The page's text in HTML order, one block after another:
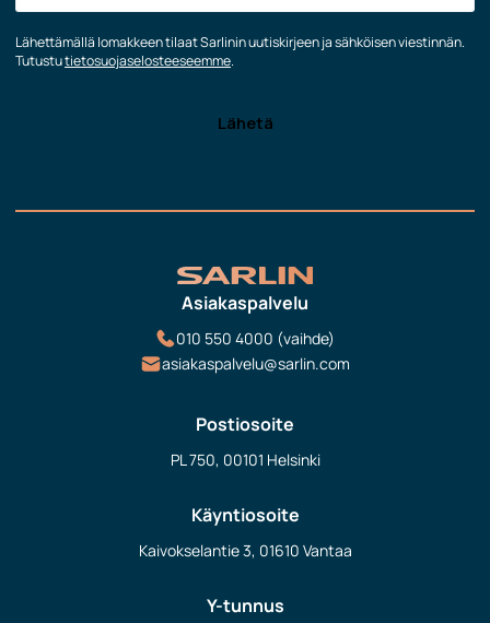
Lähettämällä lomakkeen tilaat Sarlinin uutiskirjeen ja sähköisen viestinnän.
Tutustutietosuojaselosteeseemme.
Asiakaspalvelu
010 550 4000 (vaihde)
asiakaspalvelu@sarlin.com
Postiosoite
PL 750, 00101 Helsinki
Käyntiosoite
Kaivokselantie 3, 01610 Vantaa
Y-tunnus